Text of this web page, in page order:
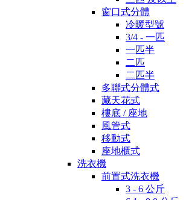
窗口式分體
冷暖型號
3/4 - 一匹
一匹半
二匹
二匹半
多聯式分體式
藏天花式
樓底 / 座地
風管式
移動式
座地櫃式
洗衣機
前置式洗衣機
3 - 6 公斤